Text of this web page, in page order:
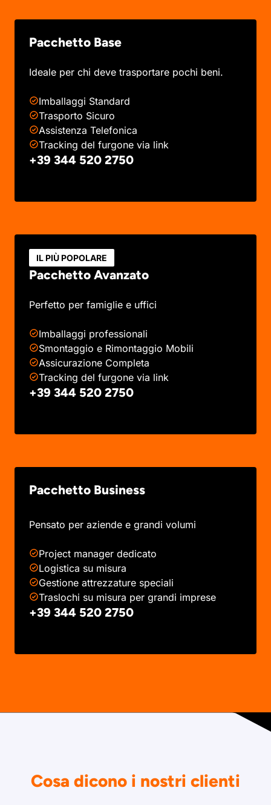
Pacchetto Base
Ideale per chi deve trasportare pochi beni.
Imballaggi Standard
Trasporto Sicuro
Assistenza Telefonica
Tracking del furgone via link
+39 344 520 2750
IL PIÙ POPOLARE
Pacchetto Avanzato
Perfetto per famiglie e uffici
Imballaggi professionali
Smontaggio e Rimontaggio Mobili
Assicurazione Completa
Tracking del furgone via link
+39 344 520 2750
Pacchetto Business
Pensato per aziende e grandi volumi
Project manager dedicato
Logistica su misura
Gestione attrezzature speciali
Traslochi su misura per grandi imprese
+39 344 520 2750
Cosa dicono i nostri clienti